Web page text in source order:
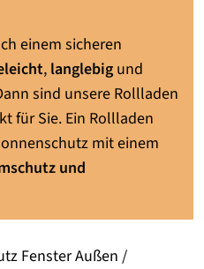
Fenster Außen /
einem sicheren
, langlebig und
sind unsere Rollladen
für Sie. Ein Rollladen
mit einem
und